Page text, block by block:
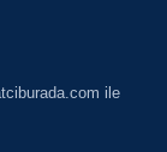
ile